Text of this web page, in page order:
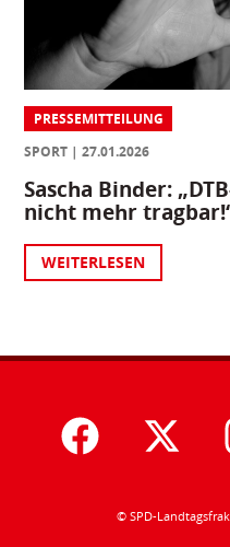
PRESSEMITTEILUNG
SPORT
27.01.2026
Sascha Binder:
nicht mehr
WEITERLESEN
© SPD-